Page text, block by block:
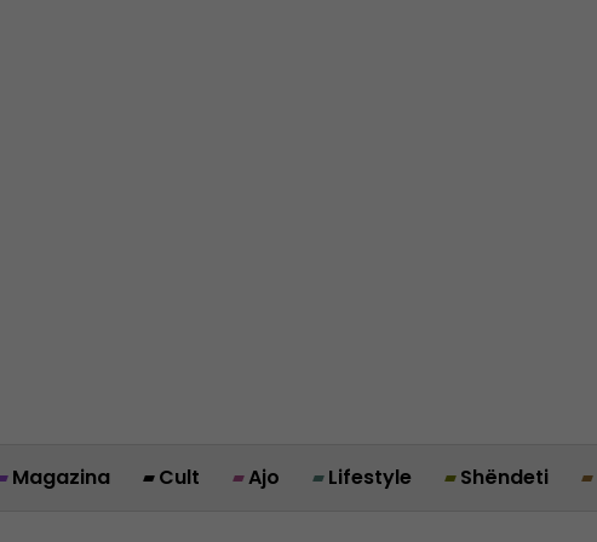
Magazina Cult Ajo Lifestyle Shëndeti